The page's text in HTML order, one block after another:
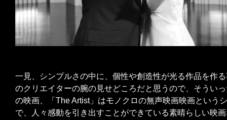
一見、シンプルさの中に、個性や創造性が光る作品を作
のクリエイターの腕の見せどころだと思うので、そうい
の映画、「The Artist」はモノクロの無声映画映画という
で、人々感動を引き出すことができている素晴らしい映